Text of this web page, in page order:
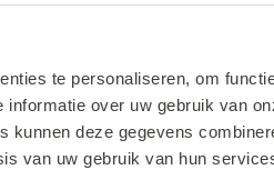
te personaliseren, om
over uw gebruik van
kunnen deze gegevens
van uw gebruik van hun
Onze diensten
Over Kalkhuis